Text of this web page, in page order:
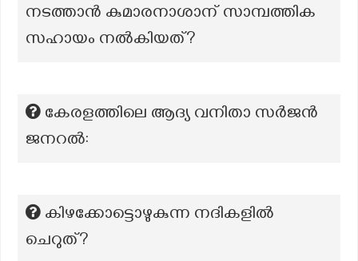
നടത്താൻ കുമാരനാശാന് സാമ്പത്തിക
സഹായം നൽകിയത്?
കേരളത്തിലെ ആദ്യ വനിതാ സർജൻ
ജനറൽ:
കിഴക്കോട്ടൊഴുകുന്ന നദികളില്‍
ചെറുത്?